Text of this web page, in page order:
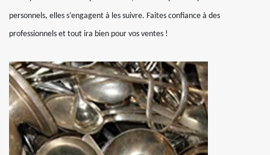
personnels, elles s’engagent à les suivre. Faites confiance à des
professionnels et tout ira bien pour vos ventes !